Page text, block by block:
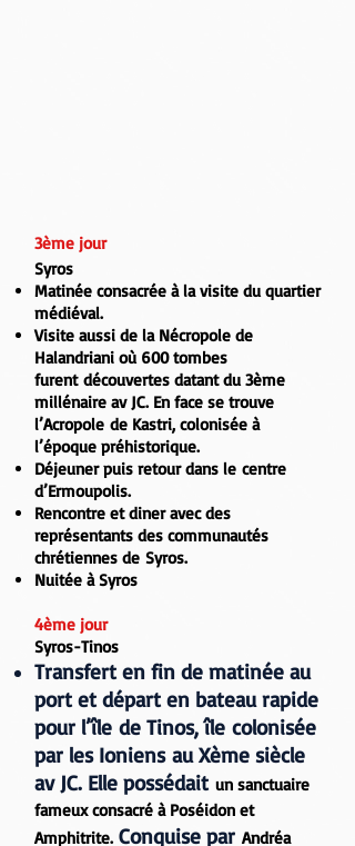
3ème jour
Syros
Matinée consacrée à lavisite du quartier
médiéval.
Visite aussi de la Nécropole de
Halandriani où 600 tombes
furent découvertes datant du 3ème
millénaire av JC. En face se trouve
l’Acropole de Kastri, colonisée à
l’époque préhistorique.
Déjeuner puis retour dans le centre
d’Ermoupolis.
Rencontre etdiner avec des
représentants des communautés
chrétiennes de Syros.
Nuitée à Syros
4ème jour
Syros-Tinos
Transfert en fin de matinée au
port et départ en bateau rapide
pour l’île de Tinos, île colonisée
par les Ioniens au Xème siècle
av JC. Elle possédait un sanctuaire
fameux consacré à Poséidon et
Amphitrite. Conquise par Andréa